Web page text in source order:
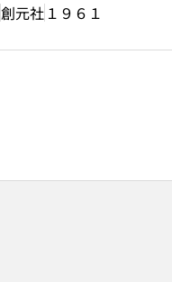
創元社 １９６１